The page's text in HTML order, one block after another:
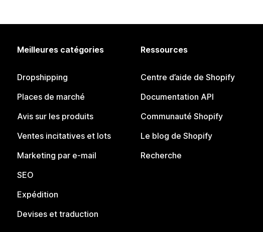
Meilleures catégories
Dropshipping
Places de marché
Avis sur les produits
Ventes incitatives et lots
Marketing par e-mail
SEO
Expédition
Devises et traduction
Ressources
Centre d’aide de Shopify
Documentation API
Communauté Shopify
Le blog de Shopify
Recherche